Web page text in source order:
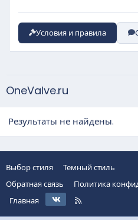
Условия и правила
OneValve.ru
Результаты не найдены.
Выбор стиля
Темный стиль
Обратная связь
Политика
Главная
R